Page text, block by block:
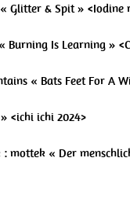
Glitter & Spit » <Iodine
Burning Is Learning »
« Bats Feet For A
<ichi ichi 2024>
mottek « Der